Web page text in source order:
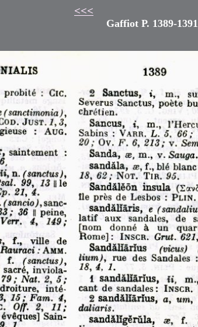
<<<
Gaffiot P. 1389-1391